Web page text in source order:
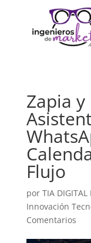
Zapia
Flujo
por TIA DIGITAL
Innovación
Comentarios